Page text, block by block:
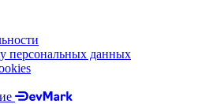
персональных данных